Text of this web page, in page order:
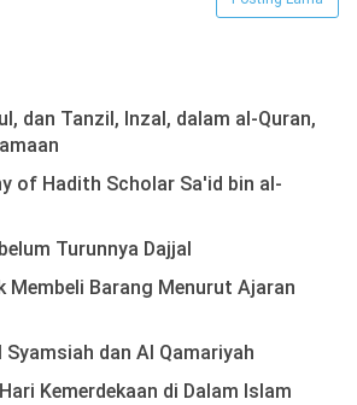
dan Tanzil, Inzal, dalam al-Quran,
of Hadith Scholar Sa'id bin al-
Turunnya Dajjal
Membeli Barang Menurut Ajaran
Syamsiah dan Al Qamariyah
Kemerdekaan di Dalam Islam